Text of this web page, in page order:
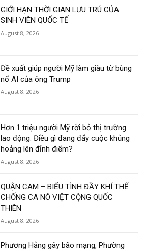
GIỚI HẠN THỜI GIAN LƯU TRÚ CỦA
SINH VIÊN QUỐC TẾ
August 8, 2026
Đề xuất giúp người Mỹ làm giàu từ bùng
nổ AI của ông Trump
August 8, 2026
Hơn 1 triệu người Mỹ rời bỏ thị trường
lao động: Điều gì đang đẩy cuộc khủng
hoảng lên đỉnh điểm?
August 8, 2026
QUẬN CAM – BIỂU TÌNH ĐẦY KHÍ THẾ
CHỐNG CA NÔ VIỆT CỘNG QUỐC
THIÊN
August 8, 2026
Phương Hằng gây bão mạng, Phường